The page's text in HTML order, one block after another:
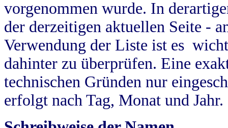
vorgenommen wurde. In
der derzeitigen aktuellen Seite -
Verwendung der Liste ist es
dahinter zu überprüfen. Eine
technischen Gründen nur
erfolgt nach Tag, Monat und Jahr.